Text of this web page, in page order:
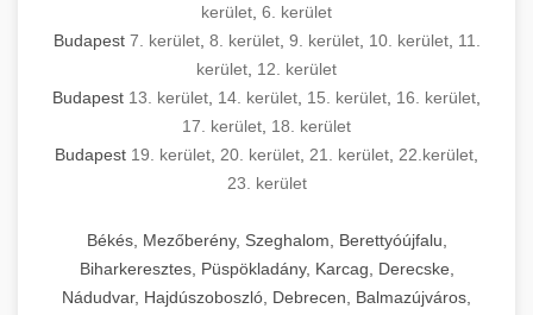
kerület 6. kerület
Budapest 7. kerület, 8. kerület, 9. kerület, 10. kerület, 11.
kerület 12. kerület
Budapest 13. kerület 14. kerület 15. kerület 16. kerület
17. kerület 18. kerület
Budapest 19. kerület 20. kerület 21. kerület 22.kerület
23. kerület
Békés, Mezőberény, Szeghalom, Berettyóújfalu,
Biharkeresztes, Püspökladány, Karcag, Derecske,
Nádudvar, Hajdúszoboszló, Debrecen, Balmazújváros,